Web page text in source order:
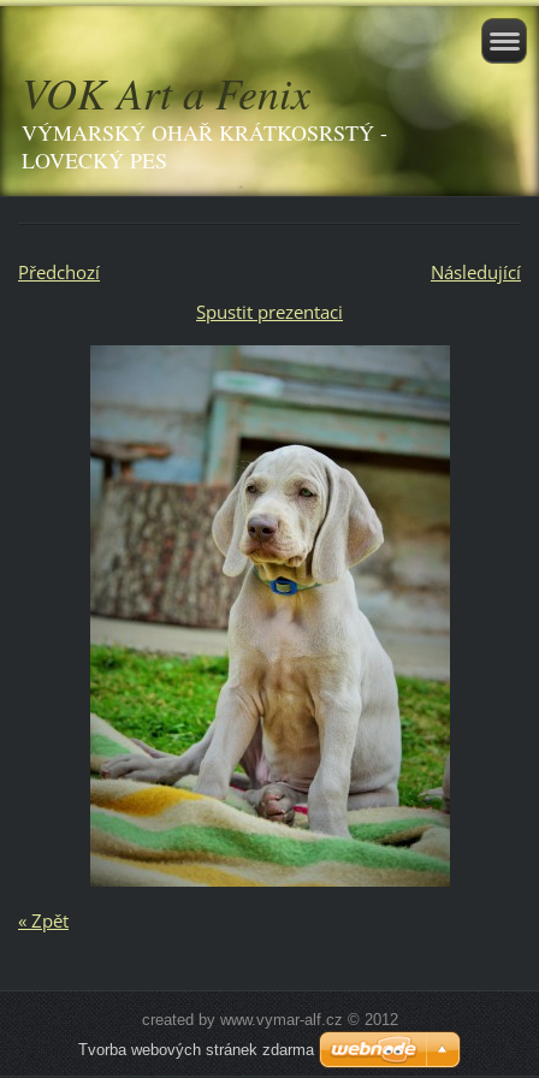
VOK Art a Fenix
VÝMARSKÝ OHAŘ KRÁTKOSRSTÝ -
LOVECKÝ PES
Předchozí
Následující
Spustit prezentaci
« Zpět
created by www.vymar-alf.cz © 2012
Tvorba webových stránek zdarma